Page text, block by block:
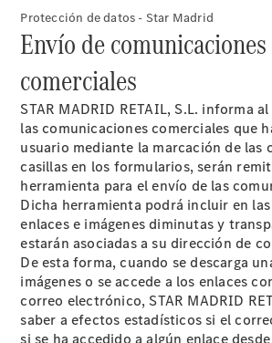
comercial
para
Empresas
AMG
Performance
Center
Bienvenido
al mundo
Protección de datos - Star Madrid
Envío de comunicaciones
comerciales
STAR MADRID RETAIL, S.L. informa
las comunicaciones comerciales que
usuario mediante la marcación de las
casillas en los formularios, serán
herramienta para el envío de las
Dicha herramienta podrá incluir en
enlaces e imágenes diminutas y
estarán asociadas a su dirección de
De esta forma, cuando se descarga
imágenes o se accede a los enlaces
correo electrónico, STAR MADRID
saber a efectos estadísticos si el
si se ha accedido a algún enlace